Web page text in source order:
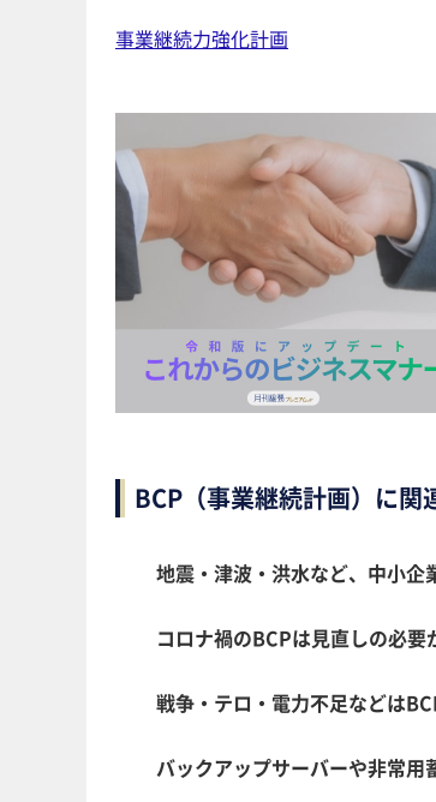
事業継続力強化計画
BCP（事業継続計画）に関
地震・津波・洪水など、中小
コロナ禍のBCPは見直しの必
戦争・テロ・電力不足などは
バックアップサーバーや非常